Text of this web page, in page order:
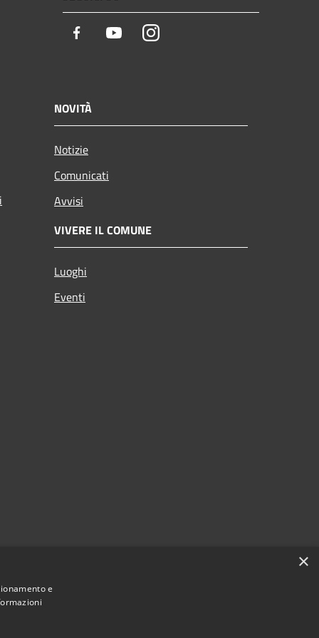
Facebook YoutubeInstagram
NOVITÀ
Notizie
Comunicati
Avvisi
VIVERE IL COMUNE
Luoghi
Eventi
×
e